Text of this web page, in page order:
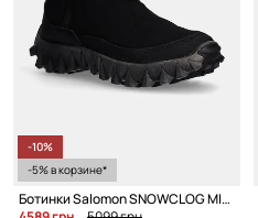
-10%
-5% в корзине*
Ботинки Salomon SNOWCLOG MID